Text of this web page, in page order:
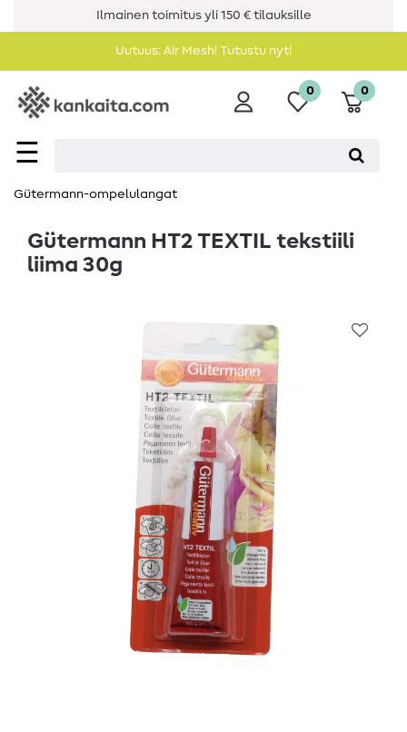
Ilmainen toimitus yli 150 € tilauksille
Uutuus: Air Mesh! Tutustu nyt!
☰
0 0
Gütermann-ompelulangat
Gütermann HT2 TEXTIL tekstiili
liima 30g